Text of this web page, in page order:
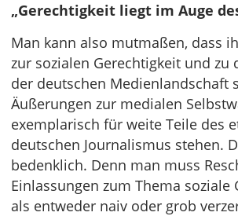
„Gerechtigkeit liegt im Auge
Man kann also mutmaßen, dass
zur sozialen Gerechtigkeit und zu
der deutschen Medienlandschaft
Äußerungen zur medialen
exemplarisch für weite Teile des
deutschen Journalismus stehen.
bedenklich. Denn man muss
Einlassungen zum Thema soziale
als entweder naiv oder grob